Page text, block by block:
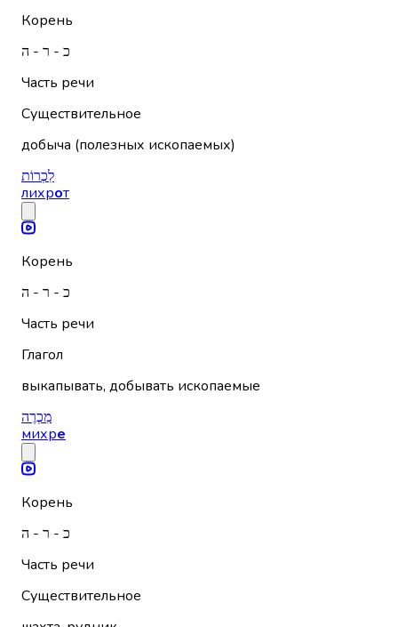
Корень
כ - ר - ה
Часть речи
Существительное
добыча (полезных ископаемых)
לִכְרוֹת
лихрот
Корень
כ - ר - ה
Часть речи
Глагол
выкапывать, добывать ископаемые
מִכְרֶה
михре
Корень
כ - ר - ה
Часть речи
Существительное